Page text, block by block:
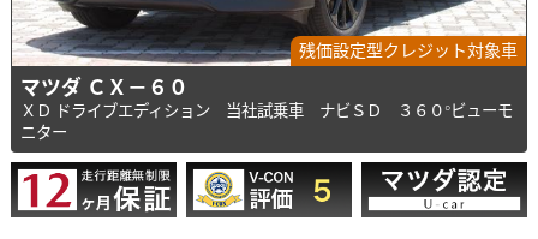
残価設定型クレジット対象車
マツダ ＣＸ－６０
ＸＤ ドライブエディション 当社試乗車 ナビＳＤ ３６０°ビューモ
ニター